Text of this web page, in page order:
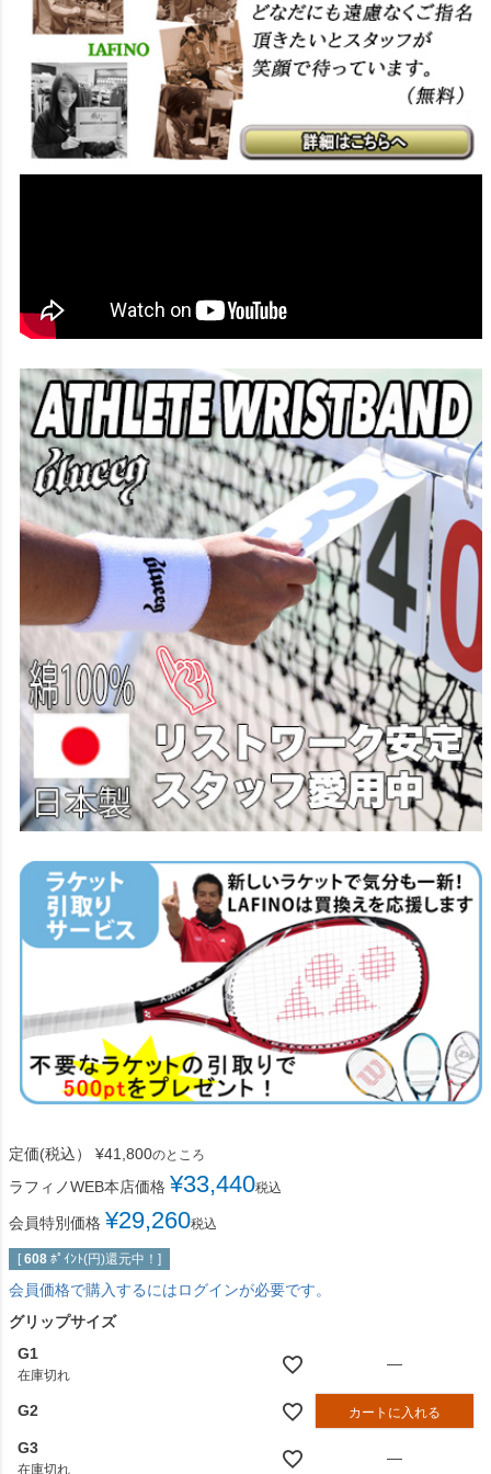
定価(税込） ¥41,800のところ
ラフィノWEB本店価格 ¥33,440税込
会員特別価格 ¥29,260税込
[ 608 ﾎﾟｲﾝﾄ(円)還元中！]
会員価格で購入するにはログインが必要です。
グリップサイズ
G1
在庫切れ
—
G2 カートに入れる
G3
在庫切れ
—